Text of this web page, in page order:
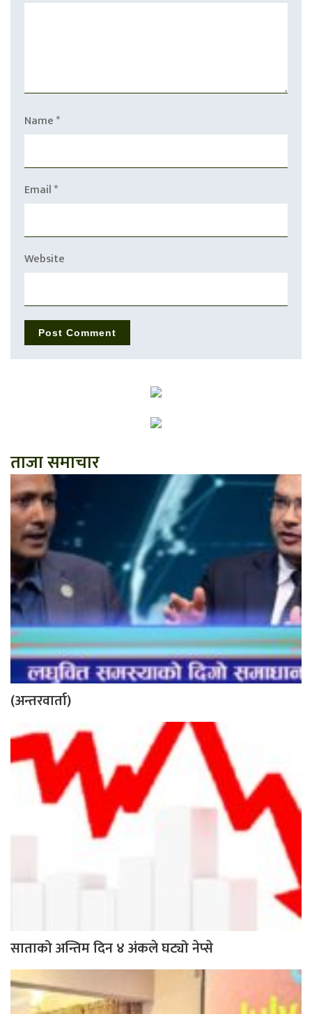
Name*
Email*
Website
ताजा समाचार
(अन्तरवार्ता)
साताको अन्तिम दिन ४ अंकले घट्यो नेप्से